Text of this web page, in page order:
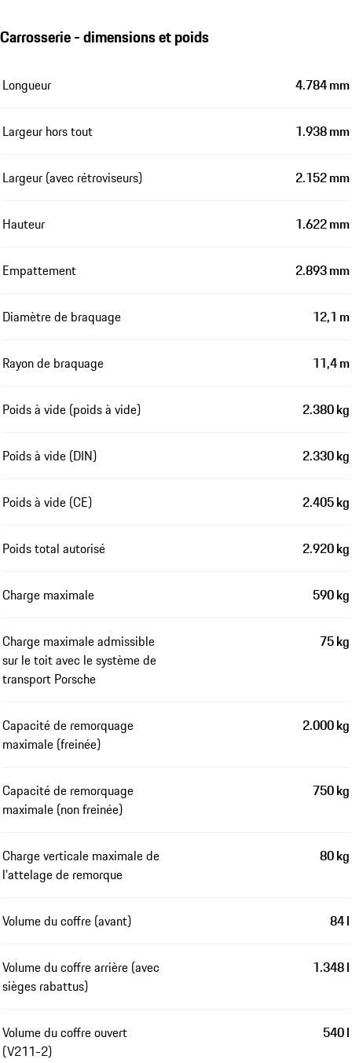
Carrosserie - dimensions et poids
Longueur 4.784 mm
Largeur hors tout 1.938 mm
Largeur (avec rétroviseurs) 2.152 mm
Hauteur 1.622 mm
Empattement 2.893 mm
Diamètre de braquage 12,1 m
Rayon de braquage 11,4 m
Poids à vide (poids à vide) 2.380 kg
Poids à vide (DIN) 2.330 kg
Poids à vide (CE) 2.405 kg
Poids total autorisé 2.920 kg
Charge maximale 590 kg
Charge maximale admissible
sur le toit avec le système de
transport Porsche
75 kg
Capacité de remorquage
maximale (freinée)
2.000 kg
Capacité de remorquage
maximale (non freinée)
750 kg
Charge verticale maximale de
l'attelage de remorque
80 kg
Volume du coffre (avant) 84 l
Volume du coffre arrière (avec
sièges rabattus)
1.348 l
Volume du coffre ouvert
(V211-2)
540 l